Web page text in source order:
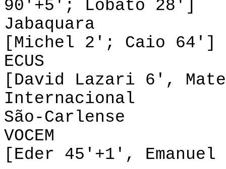
90'+5'; Lobato 28']
Jabaquara
[Michel 2'; Caio 64']
ECUS 2-0
[David Lazari 6' ,
Internacional
São-Carlense
VOCEM 2-
[Eder 45'+1',